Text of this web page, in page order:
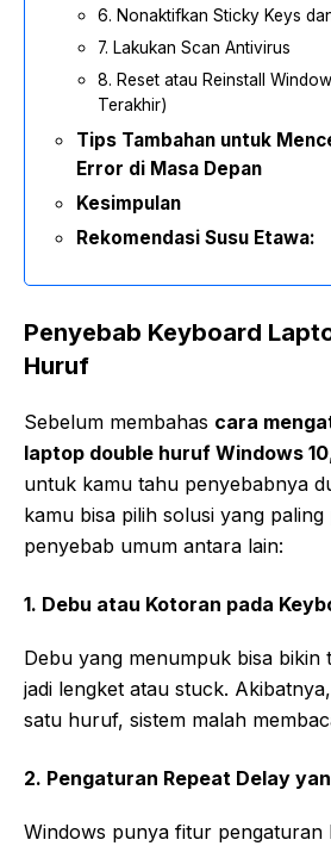
6. Nonaktifkan Sticky Keys
7. Lakukan Scan Antivirus
8. Reset atau Reinstall
Terakhir)
Tips Tambahan untuk
Error di Masa Depan
Kesimpulan
Rekomendasi Susu Etawa:
Penyebab Keyboard
Huruf
Sebelum membahas cara
laptop double huruf Windows 10
untuk kamu tahu penyebabnya
kamu bisa pilih solusi yang
penyebab umum antara lain:
1. Debu atau Kotoran pada
Debu yang menumpuk bisa bikin
jadi lengket atau stuck.
satu huruf, sistem malah
2. Pengaturan Repeat Delay
Windows punya fitur pengaturan